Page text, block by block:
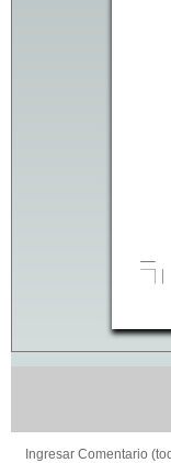
Ingresar Comentario